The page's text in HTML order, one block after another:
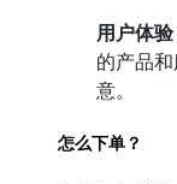
用户体验
的产品
意。
怎么下单？